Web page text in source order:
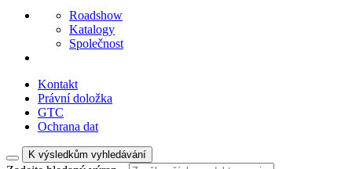
Roadshow
Katalogy
Společnost
Kontakt
Právní doložka
GTC
Ochrana dat
K výsledkům vyhledávání